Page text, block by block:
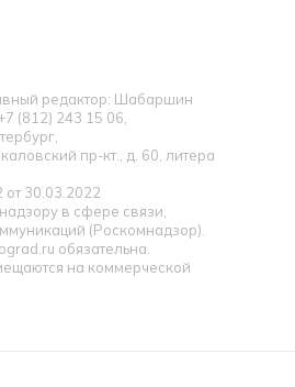
редактор: Шабаршин
(812) 243 15 06,
пр-кт., д. 60, литера
30.03.2022
в сфере связи,
(Роскомнадзор).
обязательна.
на коммерческой